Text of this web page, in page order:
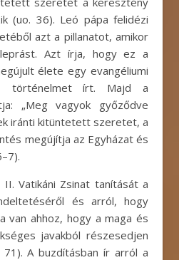
(uo. 36). Leó pápa felidézi
azt a pillanatot, amikor
Azt írja, hogy ez a
élete egy evangéliumi
történelmet írt. Majd a
„Meg vagyok győződve
iránti kitüntetett szeretet, a
megújítja az Egyházat és
Vatikáni Zsinat tanítását a
és arról, hogy
van ahhoz, hogy a maga és
javakból részesedjen
71). A buzdításban ír arról a